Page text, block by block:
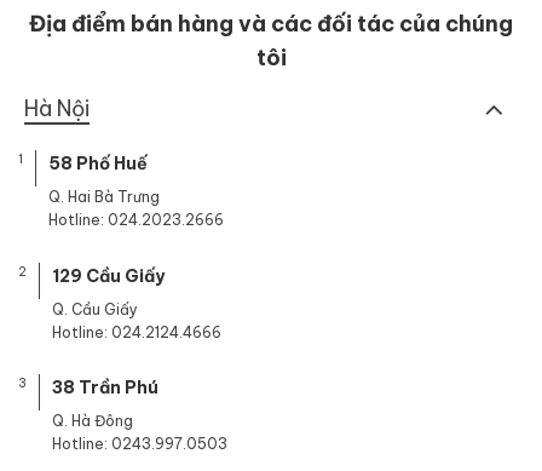
Địa điểm bán hàng và các đối tác của chúng
tôi
Hà Nội
1 58 Phố Huế
Q. Hai Bà Trưng
Hotline: 024.2023.2666
2 129 Cầu Giấy
Q. Cầu Giấy
Hotline: 024.2124.4666
3 38 Trần Phú
Q. Hà Đông
Hotline: 0243.997.0503